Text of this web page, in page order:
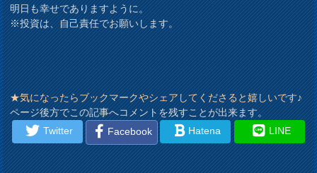
明日も幸せでありますように。
※投資は、自己責任でお願いします。
★気になったらブックマークやシェアしてくださると嬉しいです♪
ページ後方でこの記事へコメントを残すことが出来ます。
Twitter
Facebook Hatena LINE